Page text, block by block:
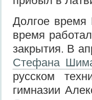
Долгое время
время
закрытия. В
Стефана
русском
гимназии